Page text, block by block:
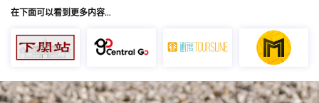
在下面可以看到更多内容…